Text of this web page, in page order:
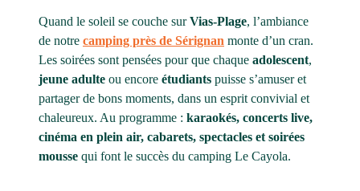
Quand le soleil se couche surVias-Plage, l’ambiance
de notre camping près de Sérignan monte d’un cran.
Les soirées sont pensées pour que chaque adolescent,
jeune adulte ou encore étudiants puisse s’amuser et
partager de bons moments, dans un esprit convivial et
chaleureux. Au programme : karaokés, concerts live,
cinéma en plein air, cabarets, spectacles et soirées
mousse qui font le succès du camping Le Cayola.